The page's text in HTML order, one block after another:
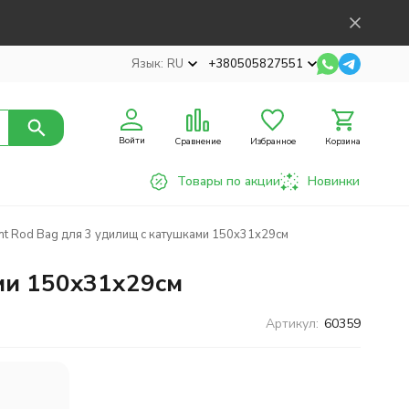
Язык: RU +380505827551
Войти Сравнение Избранное Корзина
Товары по акции Новинки
Rod Bag для 3 удилищ с катушками 150x31х29см
150x31х29см
Артикул: 60359